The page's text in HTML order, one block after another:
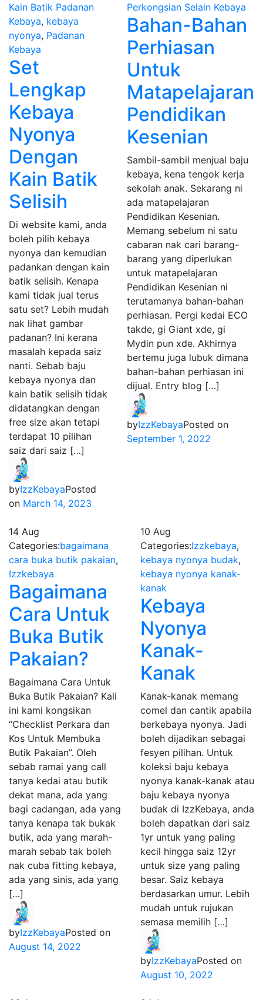
Kain Batik Padanan
Kebaya, kebaya
nyonya, Padanan
Kebaya
Set
Lengkap
Kebaya
Nyonya
Dengan
Kain Batik
Selisih
Di website kami, anda
boleh pilih kebaya
nyonya dan kemudian
padankan dengan kain
batik selisih. Kenapa
kami tidak jual terus
satu set? Lebih mudah
nak lihat gambar
padanan? Ini kerana
masalah kepada saiz
nanti. Sebab baju
kebaya nyonya dan
kain batik selisih tidak
didatangkan dengan
free size akan tetapi
terdapat 10 pilihan
saiz dari saiz […]
byIzzKebayaPosted
on March 14, 2023
Perkongsian Selain Kebaya
Bahan-Bahan
Perhiasan
Untuk
Matapelajaran
Pendidikan
Kesenian
Sambil-sambil menjual baju
kebaya, kena tengok kerja
sekolah anak. Sekarang ni
ada matapelajaran
Pendidikan Kesenian.
Memang sebelum ni satu
cabaran nak cari barang-
barang yang diperlukan
untuk matapelajaran
Pendidikan Kesenian ni
terutamanya bahan-bahan
perhiasan. Pergi kedai ECO
takde, gi Giant xde, gi
Mydin pun xde. Akhirnya
bertemu juga lubuk dimana
bahan-bahan perhiasan ini
dijual. Entry blog […]
byIzzKebayaPosted on
September 1, 2022
14 Aug
Categories:bagaimana
cara buka butik pakaian,
Izzkebaya
Bagaimana
Cara Untuk
Buka Butik
Pakaian?
Bagaimana Cara Untuk
Buka Butik Pakaian? Kali
ini kami kongsikan
“Checklist Perkara dan
Kos Untuk Membuka
Butik Pakaian”. Oleh
sebab ramai yang call
tanya kedai atau butik
dekat mana, ada yang
bagi cadangan, ada yang
tanya kenapa tak bukak
butik, ada yang marah-
marah sebab tak boleh
nak cuba fitting kebaya,
ada yang sinis, ada yang
[…]
byIzzKebayaPosted on
August 14, 2022
10 Aug
Categories:Izzkebaya,
kebaya nyonya budak,
kebaya nyonya kanak-
kanak
Kebaya
Nyonya
Kanak-
Kanak
Kanak-kanak memang
comel dan cantik apabila
berkebaya nyonya. Jadi
boleh dijadikan sebagai
fesyen pilihan. Untuk
koleksi baju kebaya
nyonya kanak-kanak atau
baju kebaya nyonya
budak di IzzKebaya, anda
boleh dapatkan dari saiz
1yr untuk yang paling
kecil hingga saiz 12yr
untuk size yang paling
besar. Saiz kebaya
berdasarkan umur. Lebih
mudah untuk rujukan
semasa memilih […]
byIzzKebayaPosted on
August 10, 2022